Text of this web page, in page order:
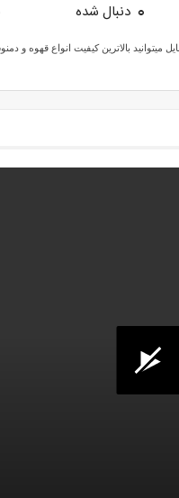
0 دنبال شده